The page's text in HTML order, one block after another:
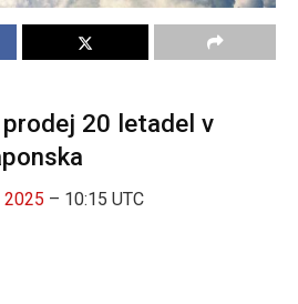
20 letadel v
2025 – 10:15 UTC